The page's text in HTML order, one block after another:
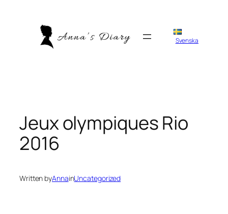
Svenska
Jeux olympiques Rio
2016
Written byAnnainUncategorized